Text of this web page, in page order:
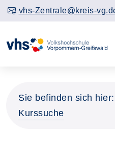
vhs-Zentrale@kreis-
Sie befinden sich hier:
Kurssuche